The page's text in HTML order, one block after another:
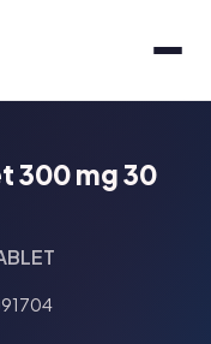
300 mg 30